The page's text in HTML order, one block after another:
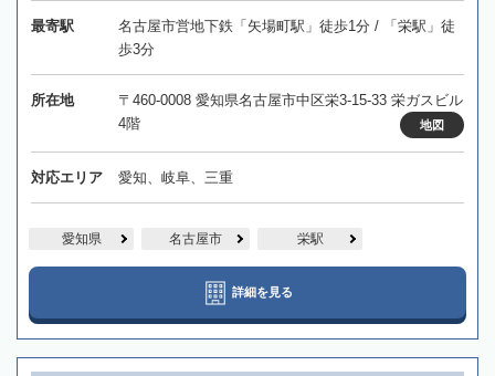
最寄駅
名古屋市営地下鉄「矢場町駅」徒歩1分 / 「栄駅」徒
歩3分
所在地
〒460-0008 愛知県名古屋市中区栄3-15-33 栄ガスビル
4階
地図
対応エリア 愛知、岐阜、三重
愛知県 名古屋市 栄駅
詳細を見る